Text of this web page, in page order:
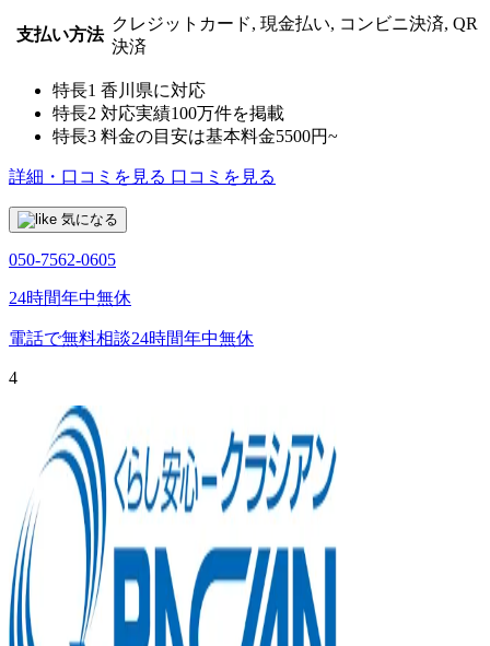
支払い方法
クレジットカード, 現金払い, コンビニ決済, QR
決済
特長1 香川県に対応
特長2 対応実績100万件を掲載
特長3 料金の目安は基本料金5500円~
詳細・口コミを見る 口コミを見る
気になる
050-7562-0605
24時間年中無休
電話で無料相談24時間年中無休
4